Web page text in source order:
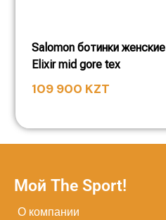
Salomon ботинки женские
Elixir mid gore tex
109 900 KZT
Мой The Sport!
О компании